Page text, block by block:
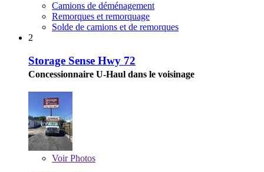
Camions de déménagement
Remorques et remorquage
Solde de camions et de remorques
2
Storage Sense Hwy 72
Concessionnaire U-Haul dans le voisinage
VoirPhotos